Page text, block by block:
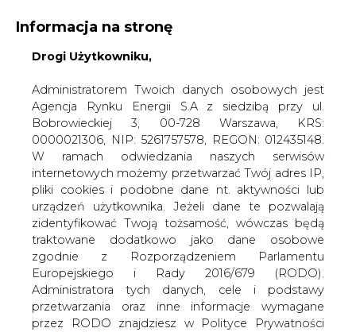
KONTAKT:
WYDAWCA PORTALU:
WYSOKI KONTRAST WIELKOŚĆ TEKSTU A A
ZALOGUJ SIĘ
Informacja na stronę
Drogi Użytkowniku,
Administratorem Twoich danych osobowych jest
Agencja Rynku Energii S.A z siedzibą przy ul.
Bobrowieckiej 3, 00-728 Warszawa, KRS:
0000021306, NIP: 5261757578, REGON: 012435148.
W ramach odwiedzania naszych serwisów
internetowych możemy przetwarzać Twój adres IP,
pliki cookies i podobne dane nt. aktywności lub
urządzeń użytkownika. Jeżeli dane te pozwalają
zidentyfikować Twoją tożsamość, wówczas będą
traktowane dodatkowo jako dane osobowe
zgodnie z Rozporządzeniem Parlamentu
Europejskiego i Rady 2016/679 (RODO).
Administratora tych danych, cele i podstawy
przetwarzania oraz inne informacje wymagane
przez RODO znajdziesz w Polityce Prywatności